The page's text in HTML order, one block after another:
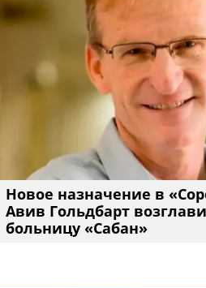
Новое назначение в
Авив Гольдбарт
больницу «Сабан»